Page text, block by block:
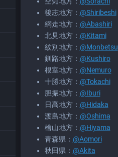
後志地方： @Shiribeshi
網走地方： @Abashiri
北見地方： @Kitami
紋別地方： @Monbetsu
釧路地方： @Kushiro
根室地方： @Nemuro
十勝地方： @Tokachi
胆振地方： @Iburi
日高地方： @Hidaka
渡島地方： @Oshima
檜山地方： @Hiyama
青森県： @Aomori
秋田県： @Akita